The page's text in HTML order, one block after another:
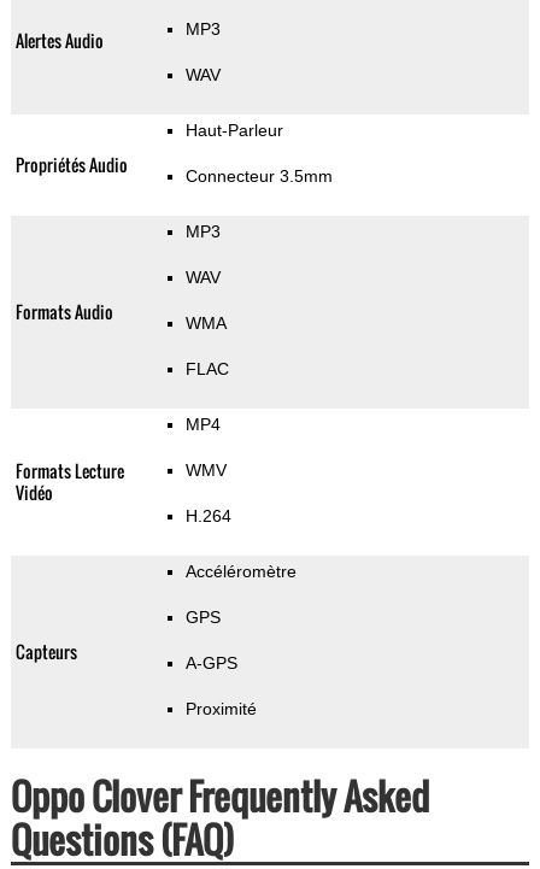
Alertes Audio MP3
WAV
Propriétés Audio
Haut-Parleur
Connecteur 3.5mm
Formats Audio
MP3
WAV
WMA
FLAC
Formats Lecture
Vidéo
MP4
WMV
H.264
Capteurs
Accéléromètre
GPS
A-GPS
Proximité
Oppo Clover Frequently Asked
Questions (FAQ)